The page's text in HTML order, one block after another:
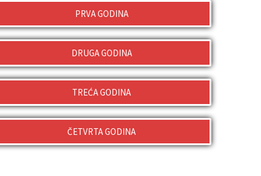
PRVA GODINA
DRUGA GODINA
TREĆA GODINA
ČETVRTA GODINA